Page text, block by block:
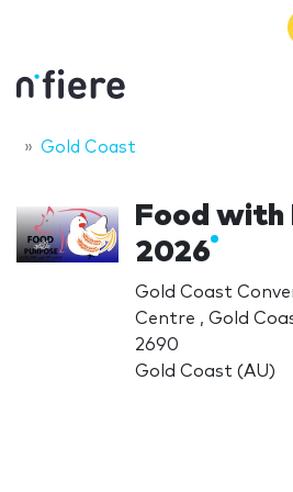
Gold Coast
Food with
2026
Gold Coast
Centre , Gold
2690
Gold Coast (AU)